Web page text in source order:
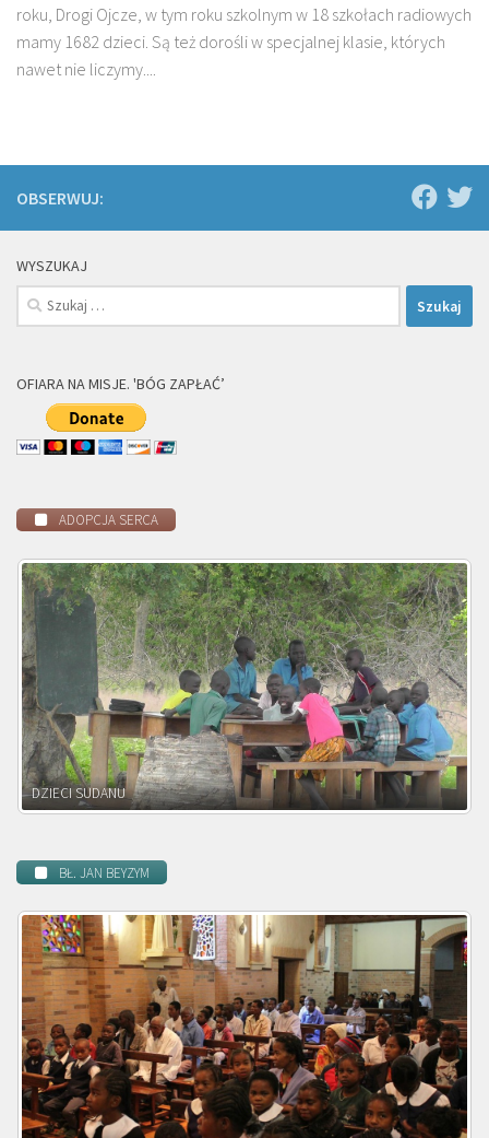
roku, Drogi Ojcze, w tym roku szkolnym w 18 szkołach radiowych
mamy 1682 dzieci. Są też dorośli w specjalnej klasie, których
nawet nie liczymy....
OBSERWUJ:
WYSZUKAJ
Szukaj:
OFIARA NA MISJE. 'BÓG ZAPŁAĆ’
ADOPCJA SERCA
DZIECI ZAMBII
BŁ. JAN BEYZYM